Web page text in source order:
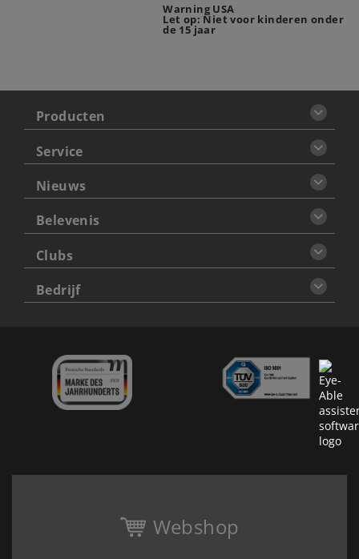
Warning USA
Let op: Niet voor kinderen onder
de 15 jaar
Producten
Service
Nieuws
Belevenis
Clubs
Bedrijf
Webshop